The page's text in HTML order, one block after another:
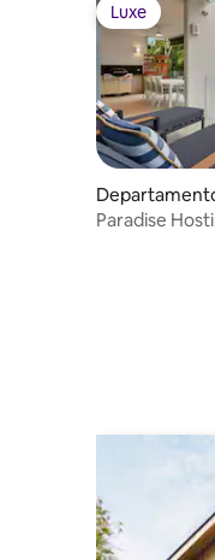
Luxe
Luxe
Paradise